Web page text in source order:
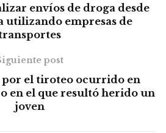
envíos de droga desde
utilizando empresas de
post
por el tiroteo ocurrido en
en el que resultó herido un
joven